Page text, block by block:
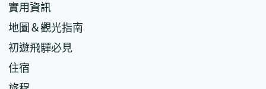
實用資訊
地圖＆觀光指南
初遊飛驒必見
住宿